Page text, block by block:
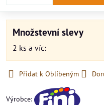
Množstevní slevy
2 ks a víc:
Přidat k Oblíbeným
Výrobce: